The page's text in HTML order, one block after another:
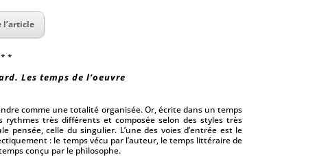
l’article
*
Les temps de l’oeuvre
comme une totalité organisée. Or, écrite dans un temps
très différents et composée selon des styles très
celle du singulier. L’une des voies d’entrée est le
: le temps vécu par l’auteur, le temps littéraire de
conçu par le philosophe.